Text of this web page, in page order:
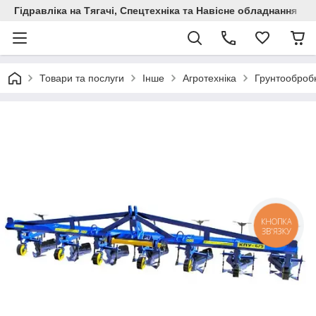
Гідравліка на Тягачі, Спецтехніка та Навісне обладнання
Товари та послуги Інше Агротехніка
КНОПКА
ЗВ'ЯЗКУ